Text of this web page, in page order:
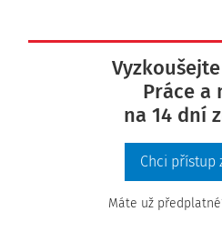
Práce a
na 14 dní
Chci přístup
Máte už